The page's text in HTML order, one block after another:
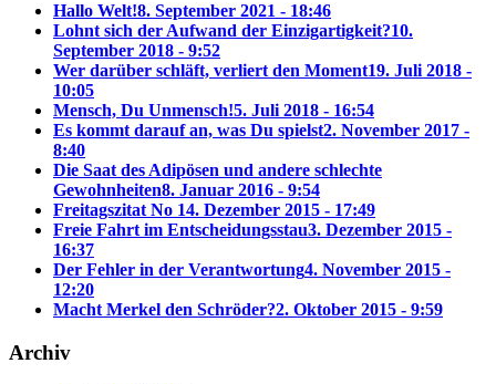
Hallo Welt!8. September 2021 - 18:46
Lohnt sich der Aufwand der Einzigartigkeit?10.
September 2018 - 9:52
Wer darüber schläft, verliert den Moment19. Juli 2018 -
10:05
Mensch, Du Unmensch!5. Juli 2018 - 16:54
Es kommt darauf an, was Du spielst2. November 2017 -
8:40
Die Saat des Adipösen und andere schlechte
Gewohnheiten8. Januar 2016 - 9:54
Freitagszitat No 14. Dezember 2015 - 17:49
Freie Fahrt im Entscheidungsstau3. Dezember 2015 -
16:37
Der Fehler in der Verantwortung4. November 2015 -
12:20
Macht Merkel den Schröder?2. Oktober 2015 - 9:59
Archiv